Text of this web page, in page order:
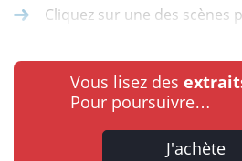
Cliquez sur une des scènes
Vous lisez des
Pour poursuivre…
J'achète